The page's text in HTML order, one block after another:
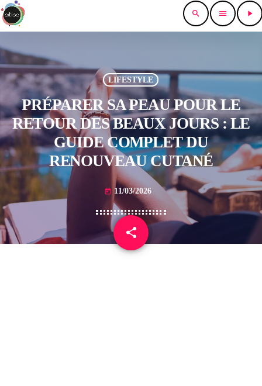
search menu play_arrow
LIFESTYLE
PRÉPARER SA PEAU POUR LE
RETOUR DES BEAUX JOURS : LE
GUIDE COMPLET DU
RENOUVEAU CUTANÉ
today 11/03/2026
share
email